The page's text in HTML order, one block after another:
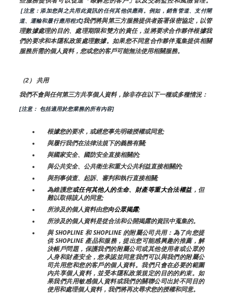
[注意：添加您與之共用此資訊的任何其他供應商。例如，銷售管道、支付閘
道、運輸和履行應用程式]我們將與第三方服務提供者簽署保密協定，以管
理數據處理的目的、處理期限和雙方的責任，並將要求合作夥伴根據我
們的要求和本隱私政策處理數據。如果您不同意合作夥伴蒐集提供相關
服務所需的個人資料，您或您的客戶可能無法使用相關服務。
（2） 共用
我們不會與任何第三方共享個人資料，除非存在以下一種或多種情況：
[注意： 包括適用於您業務的所有內容]
根據您的要求，或經您事先明確授權或同意;
與履行我們在法律法規下的義務有關;
與國家安全、國防安全直接相關的;
與公共安全、公共衛生和重大公共利益直接相關的;
與刑事偵查、起訴、審判和執行直接相關;
為維護您或任何其他人的生命、財產等重大合法權益，但
難以取得該人的同意;
所涉及的個人資料由您向公眾揭露;
所涉及的個人資料是從合法和公開揭露的資訊中蒐集的。
與 SHOPLINE 和 SHOPLINE 的附屬公司共用：為了向您提
供 SHOPLINE 產品和服務，提出您可能感興趣的推薦，解
決帳戶問題，保護我們的附屬公司或其他使用者或公眾的
人身和財產安全，您承認並同意我們可以與我們的附屬公
司共用您和您的客戶的個人資料。我們只會在必要的範圍
內共享個人資料，並受本隱私政策規定的目的的約束。如
果我們共用敏感個人資料或我們的關聯公司出於不同目的
使用和處理個人資料，我們將再次尋求您的授權和同意。